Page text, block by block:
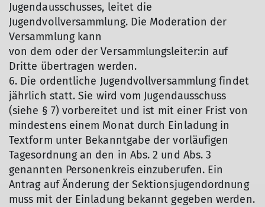
Jugendausschusses, leitet die
Jugendvollversammlung. Die Moderation der
Versammlung kann
von dem oder der Versammlungsleiter:in auf
Dritte übertragen werden.
6. Die ordentliche Jugendvollversammlung findet
jährlich statt. Sie wird vom Jugendausschuss
(siehe § 7) vorbereitet und ist mit einer Frist von
mindestens einem Monat durch Einladung in
Textform unter Bekanntgabe der vorläufigen
Tagesordnung an den in Abs. 2 und Abs. 3
genannten Personenkreis einzuberufen. Ein
Antrag auf Änderung der Sektionsjugendordnung
muss mit der Einladung bekannt gegeben werden.